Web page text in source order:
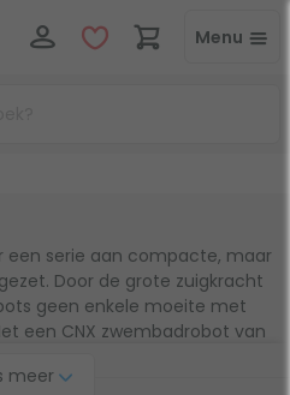
Menu
een serie aan compacte, maar
Door de grote zuigkracht
geen enkele moeite met
een CNX zwembadrobot van
Zodiac CNX robots
meer